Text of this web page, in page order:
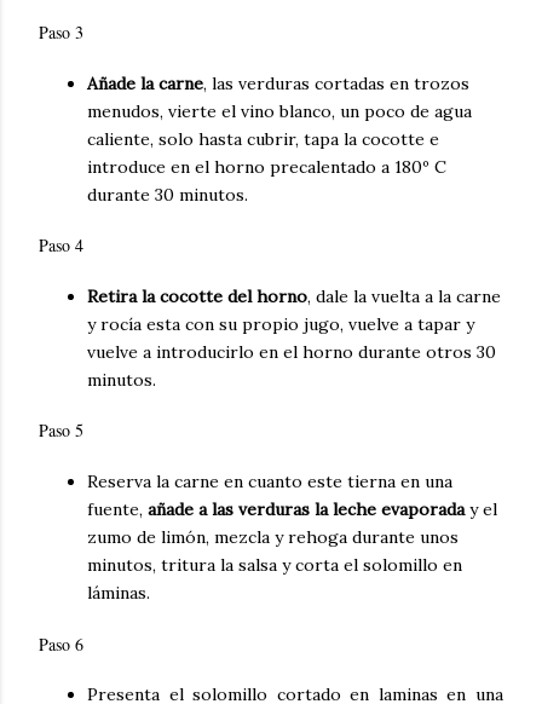
Paso 3
Añade la carne, las verduras cortadas en trozos
menudos, vierte el vino blanco, un poco de agua
caliente, solo hasta cubrir, tapa la cocotte e
introduce en el horno precalentado a 180º C
durante 30 minutos.
Paso 4
Retira la cocotte del horno, dale la vuelta a la carne
y rocía esta con su propio jugo, vuelve a tapar y
vuelve a introducirlo en el horno durante otros 30
minutos.
Paso 5
Reserva la carne en cuanto este tierna en una
fuente, añade a las verduras la leche evaporaday el
zumo de limón, mezcla y rehoga durante unos
minutos, tritura la salsa y corta el solomillo en
láminas.
Paso 6
Presenta el solomillo cortado en laminas en una